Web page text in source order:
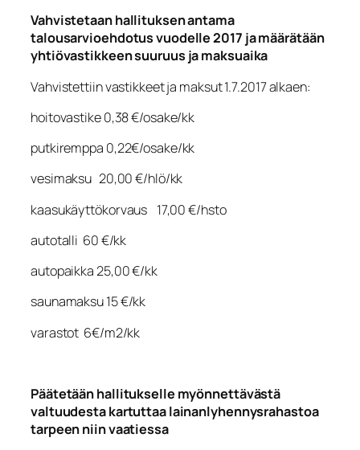
Vahvistetaan hallituksen antama
talousarvioehdotus vuodelle 2017 ja määrätään
yhtiövastikkeen suuruus ja maksuaika
Vahvistettiin vastikkeet ja maksut 1.7.2017 alkaen:
hoitovastike 0,38 €/osake/kk
putkiremppa 0,22€/osake/kk
vesimaksu 20,00 €/hlö/kk
kaasukäyttökorvaus 17,00 €/hsto
autotalli 60 €/kk
autopaikka 25,00 €/kk
saunamaksu 15 €/kk
varastot 6€/m2/kk
Päätetään hallitukselle myönnettävästä
valtuudesta kartuttaa lainanlyhennysrahastoa
tarpeen niin vaatiessa